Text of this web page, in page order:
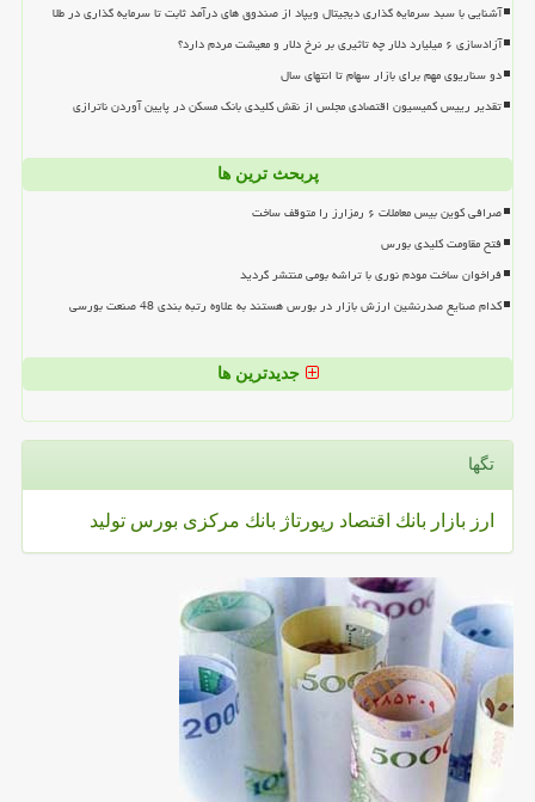
آشنایی با سبد سرمایه گذاری دیجیتال ویپاد از صندوق های درآمد ثابت تا سرمایه گذاری در طلا
آزادسازی ۶ میلیارد دلار چه تاثیری بر نرخ دلار و معیشت مردم دارد؟
دو سناریوی مهم برای بازار سهام تا انتهای سال
تقدیر رییس کمیسیون اقتصادی مجلس از نقش کلیدی بانک مسکن در پایین آوردن ناترازی
پربحث ترین ها
صرافی کوین بیس معاملات ۶ رمزارز را متوقف ساخت
فتح مقاومت کلیدی بورس
فراخوان ساخت مودم نوری با تراشه بومی منتشر گردید
کدام صنایع صدرنشین ارزش بازار در بورس هستند به علاوه رتبه بندی 48 صنعت بورسی
جدیدترین ها
تگها
ارز بازار بانك اقتصاد رپورتاژ بانك مركزی بورس تولید